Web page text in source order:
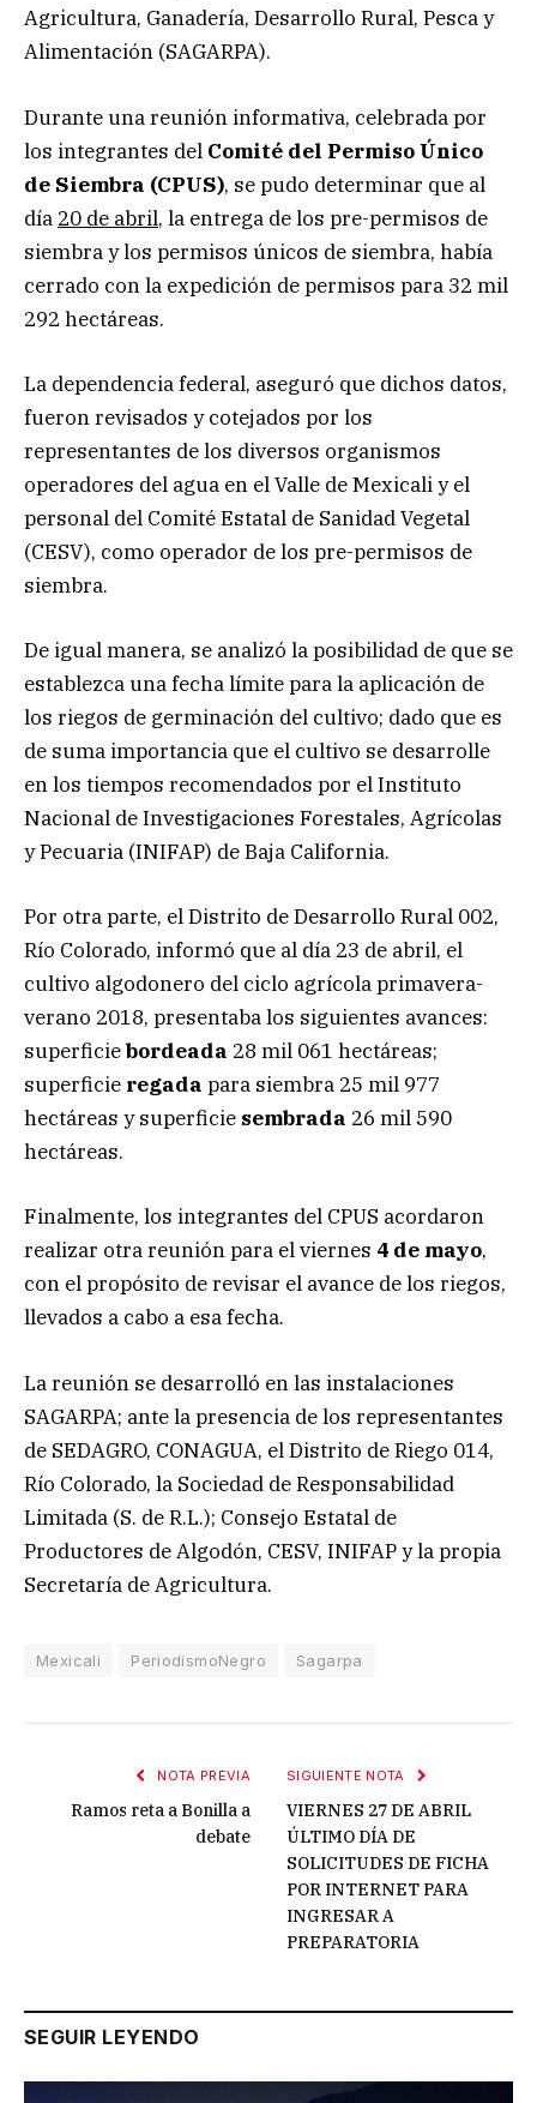
Agricultura, Ganadería, Desarrollo Rural, Pesca y
Alimentación (SAGARPA).
Durante una reunión informativa, celebrada por
los integrantes del Comité del Permiso Único
de Siembra (CPUS), se pudo determinar que al
día 20 de abril, la entrega de los pre-permisos de
siembra y los permisos únicos de siembra, había
cerrado con la expedición de permisos para 32 mil
292 hectáreas.
La dependencia federal, aseguró que dichos datos,
fueron revisados y cotejados por los
representantes de los diversos organismos
operadores del agua en el Valle de Mexicali y el
personal del Comité Estatal de Sanidad Vegetal
(CESV), como operador de los pre-permisos de
siembra.
De igual manera, se analizó la posibilidad de que se
establezca una fecha límite para la aplicación de
los riegos de germinación del cultivo; dado que es
de suma importancia que el cultivo se desarrolle
en los tiempos recomendados por el Instituto
Nacional de Investigaciones Forestales, Agrícolas
y Pecuaria (INIFAP) de Baja California.
Por otra parte, el Distrito de Desarrollo Rural 002,
Río Colorado, informó que al día 23 de abril, el
cultivo algodonero del ciclo agrícola primavera-
verano 2018, presentaba los siguientes avances:
superficiebordeada 28 mil 061 hectáreas;
superficie regada para siembra 25 mil 977
hectáreas y superficie sembrada 26 mil 590
hectáreas.
Finalmente, los integrantes del CPUS acordaron
realizar otra reunión para el viernes 4 de mayo,
con el propósito de revisar el avance de los riegos,
llevados a cabo a esa fecha.
La reunión se desarrolló en las instalaciones
SAGARPA; ante la presencia de los representantes
de SEDAGRO, CONAGUA, el Distrito de Riego 014,
Río Colorado, la Sociedad de Responsabilidad
Limitada (S. de R.L.); Consejo Estatal de
Productores de Algodón, CESV, INIFAP y la propia
Secretaría de Agricultura.
Mexicali PeriodismoNegro Sagarpa
NOTA PREVIA
Ramos reta a Bonilla a
debate
SIGUIENTE NOTA
VIERNES 27 DE ABRIL
ÚLTIMO DÍA DE
SOLICITUDES DE FICHA
POR INTERNET PARA
INGRESAR A
PREPARATORIA
SEGUIR LEYENDO